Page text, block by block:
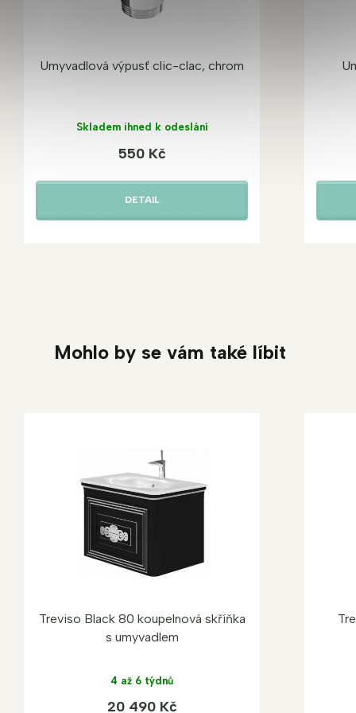
Umyvadlová výpusť clic-clac, chrom
Skladem ihned k odeslání
550 Kč
DETAIL
Mohlo by se vám také líbit
Treviso Black 80 koupelnová skříňka
s umyvadlem
4 až 6 týdnů
20 490 Kč